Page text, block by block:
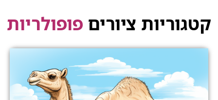
קטגוריות ציורים פופולריות